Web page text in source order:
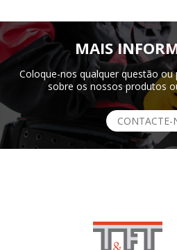
MAIS
Coloque-nos qualquer questão
sobre os nossos produtos
CONTACTE-